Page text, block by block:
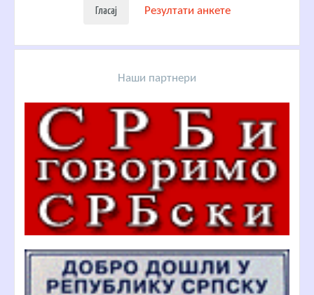
Резултати анкете
Наши партнери